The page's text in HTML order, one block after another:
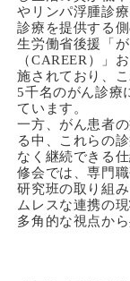
やリンパ浮腫診
診療を提供する
生労働省後援「
（CAREER）」
施されており、
5千名のがん診療
ています。
一方、がん患者
る中、これらの
なく継続できる
修会では、専門
研究班の取り組
ムレスな連携の
多角的な視点か